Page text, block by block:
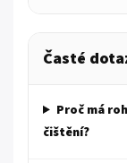
Časté
Proč má
čištění?